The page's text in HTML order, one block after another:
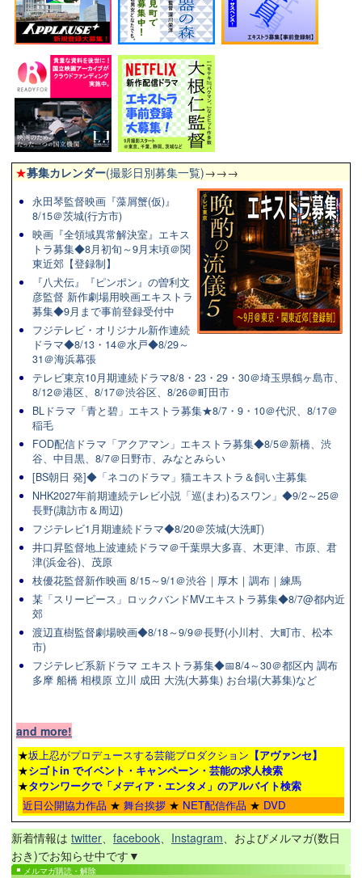
★募集カレンダー(撮影日別募集一覧)→→→
永田琴監督映画『藻屑蟹(仮)』
8/15＠茨城(行方市)
映画『全領域異常解決室』エキス
トラ募集◆8月初旬～9月末頃＠関
東近郊【登録制】
『八犬伝』『ピンポン』の曽利文
彦監督 新作劇場用映画エキストラ
募集◆9月まで事前登録受付中
フジテレビ・オリジナル新作連続
ドラマ◆8/13・14＠水戸◆8/29～
31＠海浜幕張
テレビ東京10月期連続ドラマ8/8・23・29・30＠埼玉県鶴ヶ島市、
8/12＠港区、8/17＠渋谷区、8/26＠町田市
BLドラマ「青と碧」エキストラ募集★8/7・9・10＠代沢、8/17＠
稲毛
FOD配信ドラマ「アクアマン」エキストラ募集◆8/5＠新橋、渋
谷、中目黒、8/7＠日野市、みなとみらい
[BS朝日 発]◆「ネコのドラマ」猫エキストラ＆飼い主募集
NHK2027年前期連続テレビ小説「巡(まわ)るスワン」◆9/2～25＠
長野(諏訪市＆周辺)
フジテレビ1月期連続ドラマ◆8/20＠茨城(大洗町)
井口昇監督地上波連続ドラマ＠千葉県大多喜、木更津、市原、君
津(浜金谷)、茂原
枝優花監督新作映画 8/15～9/1＠渋谷｜厚木｜調布｜練馬
某「スリーピース」ロックバンドMVエキストラ募集◆8/7@都内近
郊
渡辺直樹監督劇場映画◆8/18～9/9＠長野(小川村、大町市、松本
市)
フジテレビ系新ドラマ エキストラ募集◆📅8/4～30＠都区内 調布
多摩 船橋 相模原 立川 成田 大洗(大募集) お台場(大募集)など
and more!
★坂上忍がプロデュースする芸能プロダクション 【アヴァンセ】
★シゴトin でイベント・キャンペーン・芸能の求人検索
★タウンワークで「メディア・エンタメ」のアルバイト検索
近日公開協力作品 ★ 舞台挨拶 ★ NET配信作品 ★ DVD
新着情報は twitter、 facebook、 Instagram、およびメルマガ(数日
おき)でお知らせ中です▼
メルマガ購読・解除